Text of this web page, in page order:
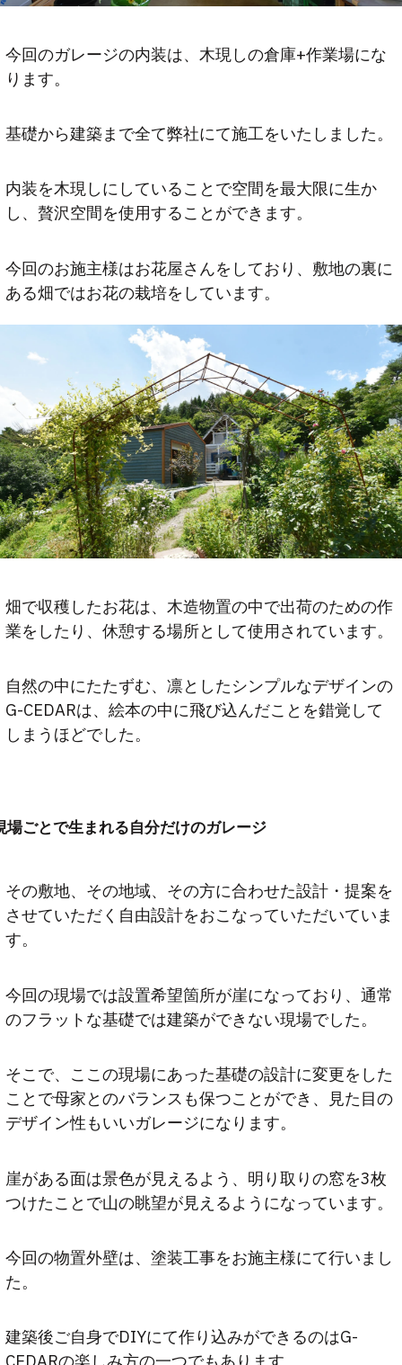
今回のガレージの内装は、木現しの倉庫+作業場にな
ります。
基礎から建築まで全て弊社にて施工をいたしました。
内装を木現しにしていることで空間を最大限に生か
し、贅沢空間を使用することができます。
今回のお施主様はお花屋さんをしており、敷地の裏に
ある畑ではお花の栽培をしています。
畑で収穫したお花は、木造物置の中で出荷のための作
業をしたり、休憩する場所として使用されています。
自然の中にたたずむ、凛としたシンプルなデザインの
G-CEDARは、絵本の中に飛び込んだことを錯覚して
しまうほどでした。
場ごとで生まれる自分だけのガレージ
その敷地、その地域、その方に合わせた設計・提案を
させていただく自由設計をおこなっていただいていま
す。
今回の現場では設置希望箇所が崖になっており、通常
のフラットな基礎では建築ができない現場でした。
そこで、ここの現場にあった基礎の設計に変更をした
ことで母家とのバランスも保つことができ、見た目の
デザイン性もいいガレージになります。
崖がある面は景色が見えるよう、明り取りの窓を3枚
つけたことで山の眺望が見えるようになっています。
今回の物置外壁は、塗装工事をお施主様にて行いまし
た。
建築後ご自身でDIYにて作り込みができるのはG-
CEDARの楽しみ方の一つでもあります。